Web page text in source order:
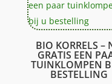
BIO KORRELS –
GRATIS EEN
TUINKLOMPEN
BESTELLING